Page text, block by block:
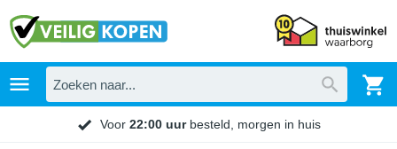
Voor 22:00 uurbesteld, morgen in huis